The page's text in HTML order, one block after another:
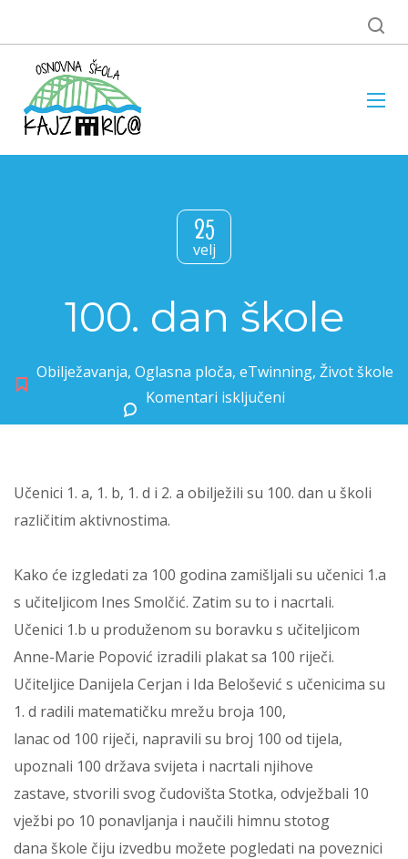
25
velj
100. dan škole
Obilježavanja, Oglasna ploča, eTwinning, Život škole
Komentari isključeni
Učenici 1. a, 1. b, 1. d i 2. a obilježili su 100. dan u školi
različitim aktivnostima.
Kako će izgledati za 100 godina zamišljali su učenici 1.a
s učiteljicom Ines Smolčić. Zatim su to i nacrtali.
Učenici 1.b u produženom su boravku s učiteljicom
Anne-Marie Popović izradili plakat sa 100 riječi.
Učiteljice Danijela Cerjan i Ida Belošević s učenicima su
1. d radili matematičku mrežu broja 100,
lanac od 100 riječi, napravili su broj 100 od tijela,
upoznali 100 država svijeta i nacrtali njihove
zastave, stvorili svog čudovišta Stotka, odvježbali 10
vježbi po 10 ponavljanja i naučili himnu stotog
dana škole čiju izvedbu možete pogledati na poveznici